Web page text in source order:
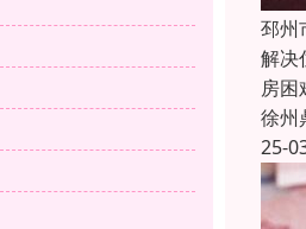
邳州
解决
房
徐州
25-